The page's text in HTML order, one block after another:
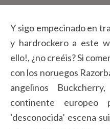
Y sigo empecinado en
y hardrockero a este
ello!, ¿no creéis? Si
con los noruegos
angelinos
continente europeo
‘desconocida’ escena